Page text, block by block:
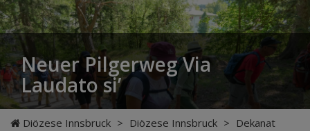
Neuer Pilgerweg Via
Laudato si’
Diözese Innsbruck > Diözese Innsbruck > Dekanat